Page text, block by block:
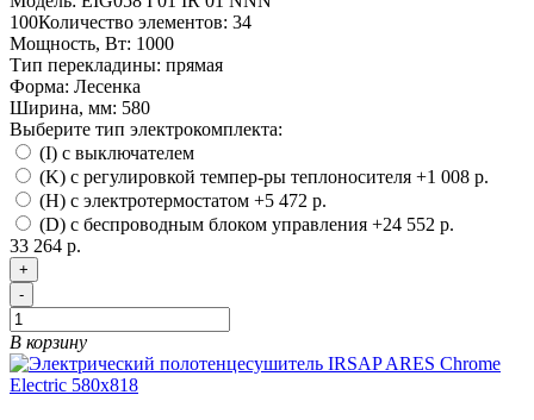
100Количество элементов: 34
Мощность, Вт: 1000
Тип перекладины: прямая
Форма: Лесенка
Ширина, мм: 580
Выберите тип электрокомплекта:
(I) с выключателем
(K) с регулировкой темпер-ры теплоносителя +1 008 р.
(H) с электротермостатом +5 472 р.
(D) с беспроводным блоком управления +24 552 р.
33 264 р.
+
-
В корзину